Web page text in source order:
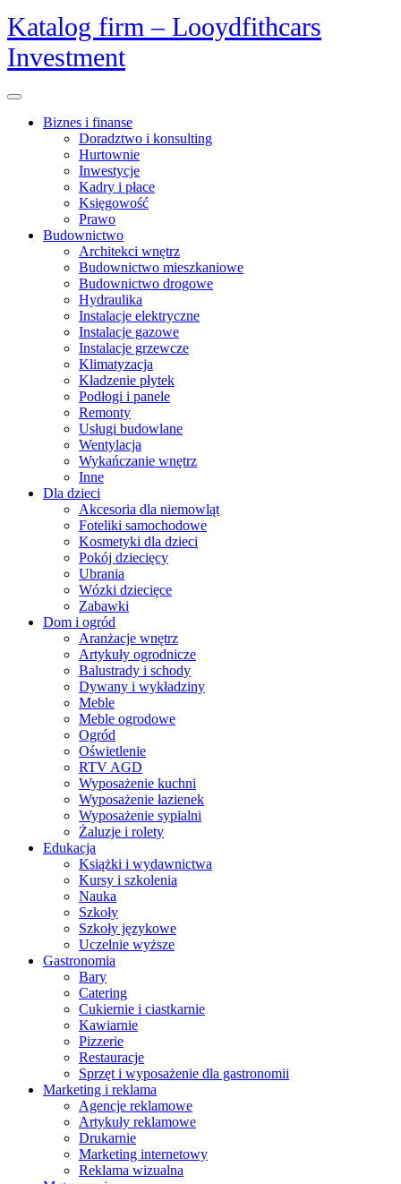
Skip
to
content
Katalog firm – Looydfithcars
Investment
Open
Biznes i finanse
Doradztwo i konsulting
Hurtownie
Inwestycje
Kadry i płace
Księgowość
Prawo
Budownictwo
Architekci wnętrz
Budownictwo mieszkaniowe
Budownictwo drogowe
Hydraulika
Instalacje elektryczne
Instalacje gazowe
Instalacje grzewcze
Klimatyzacja
Kładzenie płytek
Podłogi i panele
Remonty
Usługi budowlane
Wentylacja
Wykańczanie wnętrz
Inne
Dla dzieci
Akcesoria dla niemowląt
Foteliki samochodowe
Kosmetyki dla dzieci
Pokój dziecięcy
Ubrania
Wózki dziecięce
Zabawki
Dom i ogród
Aranżacje wnętrz
Artykuły ogrodnicze
Balustrady i schody
Dywany i wykładziny
Meble
Meble ogrodowe
Ogród
Oświetlenie
RTV AGD
Wyposażenie kuchni
Wyposażenie łazienek
Wyposażenie sypialni
Żaluzje i rolety
Edukacja
Książki i wydawnictwa
Kursy i szkolenia
Nauka
Szkoły
Szkoły językowe
Uczelnie wyższe
Gastronomia
Bary
Catering
Cukiernie i ciastkarnie
Kawiarnie
Pizzerie
Restauracje
Sprzęt i wyposażenie dla gastronomii
Marketing i reklama
Agencje reklamowe
Artykuły reklamowe
Drukarnie
Marketing internetowy
Reklama wizualna